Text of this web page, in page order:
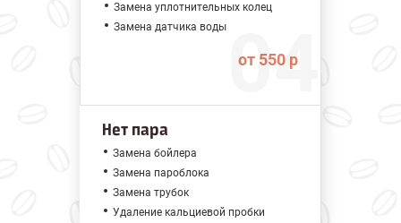
Замена уплотнительных колец
Замена датчика воды
от 550 р
Нет пара
Замена бойлера
Замена пароблока
Замена трубок
Удаление кальциевой пробки